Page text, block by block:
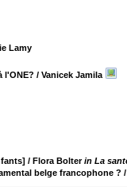
Lamy
l'ONE? / Vanicek Jamila
/ Flora Bolterin La
belge francophone ?